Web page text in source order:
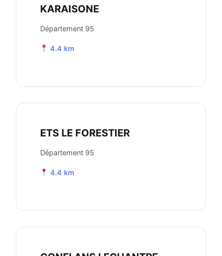
KARAISONE
Département 95
4.4 km
ETS LE FORESTIER
Département 95
4.4 km